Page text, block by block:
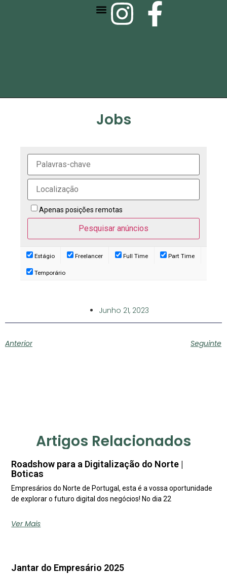
Jobs
Apenas posições remotas
Estágio Freelancer Full Time Part Time
Temporário
Junho 21, 2023
Anterior Seguinte
Artigos Relacionados
Roadshow para a Digitalização do Norte |
Boticas
Empresários do Norte de Portugal, esta é a vossa oportunidade
de explorar o futuro digital dos negócios! No dia 22
Ver Mais
Jantar do Empresário 2025